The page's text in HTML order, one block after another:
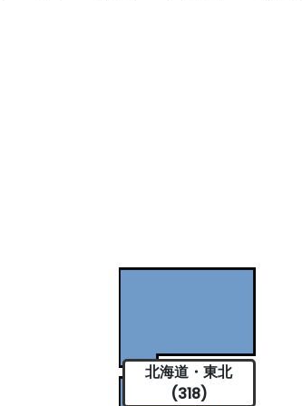
北海道・東北
(318)